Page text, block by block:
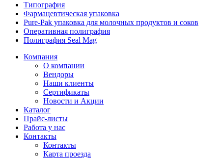
Типография
Фармацевтическая упаковка
Pure-Pak упаковка для молочных продуктов и соков
Оперативная полиграфия
Полиграфия Seal Mag
Компания
О компании
Вендоры
Наши клиенты
Сертификаты
Новости и Акции
Каталог
Прайс-листы
Работа у нас
Контакты
Контакты
Карта проезда